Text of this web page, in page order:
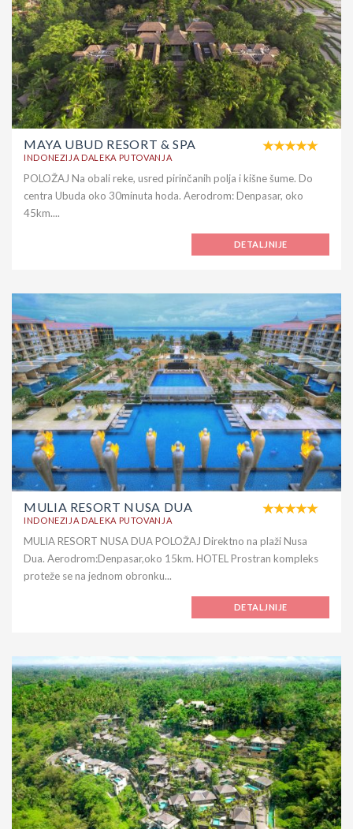
MAYA UBUD RESORT & SPA
INDONEZIJA DALEKA PUTOVANJA
POLOŽAJ Na obali reke, usred pirinčanih polja i kišne šume. Do
centra Ubuda oko 30minuta hoda. Aerodrom: Denpasar, oko
45km....
DETALJNIJE
MULIA RESORT NUSA DUA
INDONEZIJA DALEKA PUTOVANJA
MULIA RESORT NUSA DUA POLOŽAJ Direktno na plaži Nusa
Dua. Aerodrom:Denpasar,oko 15km. HOTEL Prostran kompleks
proteže se na jednom obronku...
DETALJNIJE